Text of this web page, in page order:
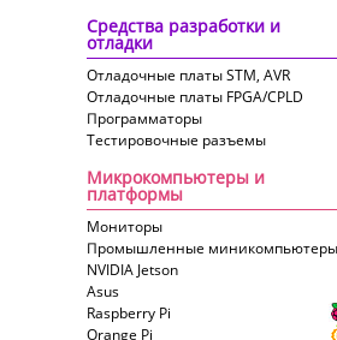
Средства разработки и
отладки
Отладочные платы STM, AVR
Отладочные платы FPGA/CPLD
Программаторы
Тестировочные разъемы
Микрокомпьютеры и
платформы
Мониторы
Промышленные миникомпьютеры
NVIDIA Jetson
Asus
Raspberry Pi
Orange Pi